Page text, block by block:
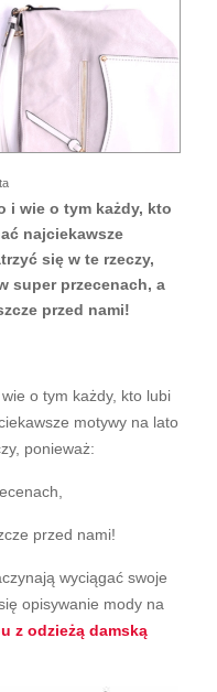
i wie o tym każdy, kto
najciekawsze
się w te rzeczy,
super przecenach, a
przed nami!
o tym każdy, kto lubi
motywy na lato
ponieważ:
przed nami!
wyciągać swoje
opisywanie mody na
z odzieżą damską